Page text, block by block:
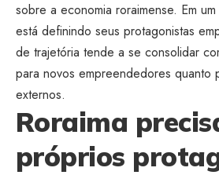
sobre a economia roraimense. Em
está definindo seus protagonistas
de trajetória tende a se consolidar
para novos empreendedores quanto
externos.
Roraima
próprios